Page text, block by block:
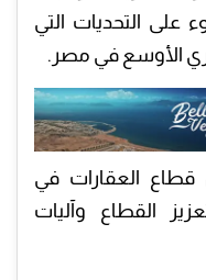
على التحديات التي
الأوسع في مصر.
قطاع العقارات في
القطاع وآليات